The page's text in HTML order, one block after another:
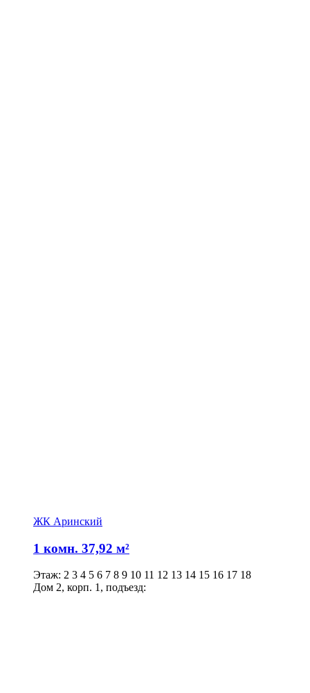
ЖК Аринский
1 комн. 37,92 м²
Этаж: 2 3 4 5 6 7 8 9 10 11 12 13 14 15 16 17 18
Дом 2, корп. 1, подъезд: